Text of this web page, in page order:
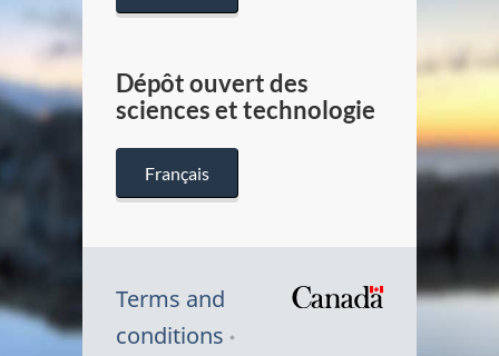
Dépôt ouvert des
sciences et technologie
Français
Terms and
conditions